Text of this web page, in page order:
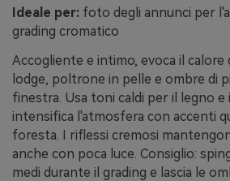
Ideale per: foto degli annunci per
grading cromatico
Accogliente e intimo, evoca il calore
lodge, poltrone in pelle e ombre di
finestra. Usa toni caldi per il legno e
intensifica l'atmosfera con accenti
foresta. I riflessi cremosi
anche con poca luce. Consiglio:
medi durante il grading e lascia le